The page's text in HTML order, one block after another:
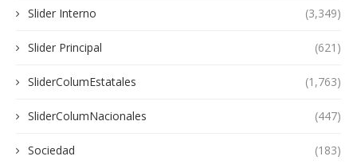
Slider Interno (3,349)
Slider Principal (621)
SliderColumEstatales (1,763)
SliderColumNacionales (447)
Sociedad (183)